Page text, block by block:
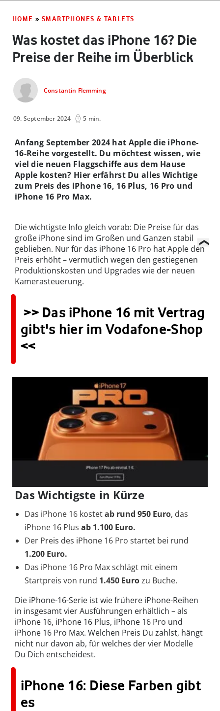
HOME » SMARTPHONES & TABLETS
Was kostet das iPhone 16? Die
Preise der Reihe im Überblick
Constantin Flemming
09. September 2024 5 min.
Anfang September 2024 hat Apple die iPhone-
16-Reihe vorgestellt. Du möchtest wissen, wie
viel die neuen Flaggschiffe aus dem Hause
Apple kosten? Hier erfährst Du alles Wichtige
zum Preis des iPhone 16, 16 Plus, 16 Pro und
iPhone 16 Pro Max.
Die wichtigste Info gleich vorab: Die Preise für das
große iPhone sind im Großen und Ganzen stabil
geblieben. Nur für das iPhone 16 Pro hat Apple den
Preis erhöht – vermutlich wegen den gestiegenen
Produktionskosten und Upgrades wie der neuen
Kamerasteuerung.
>> Das iPhone 16 mit Vertrag
gibt's hier im Vodafone-Shop
<<
Das Wichtigste in Kürze
Das iPhone 16 kostetab rund 950 Euro, das
iPhone 16 Plus ab 1.100 Euro.
Der Preis des iPhone 16 Pro startet bei rund
1.200 Euro.
Das iPhone 16 Pro Max schlägt mit einem
Startpreis von rund 1.450 Eurozu Buche.
Die iPhone-16-Serie ist wie frühere iPhone-Reihen
in insgesamt vier Ausführungen erhältlich – als
iPhone 16, iPhone 16 Plus, iPhone 16 Pro und
iPhone 16 Pro Max. Welchen Preis Du zahlst, hängt
nicht nur davon ab, für welches der vier Modelle
Du Dich entscheidest.
iPhone 16: Diese Farben gibt
es